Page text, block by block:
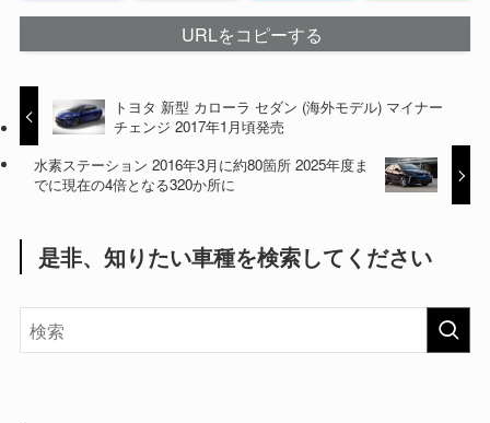
URLをコピーする
トヨタ 新型 カローラ セダン (海外モデル) マイナー
チェンジ 2017年1月頃発売
水素ステーション 2016年3月に約80箇所 2025年度ま
でに現在の4倍となる320か所に
是非、知りたい車種を検索してください